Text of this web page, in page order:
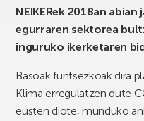
NEIKERek 2018an
egurraren sektorea
inguruko ikerketaren
Basoak funtsezkoak dira
Klima erregulatzen dute
eusten diote, munduko